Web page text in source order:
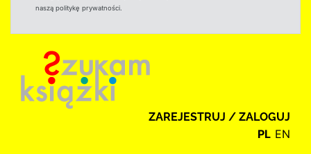
naszą politykę prywatności.
ZAREJESTRUJ / ZALOGUJ
PL EN